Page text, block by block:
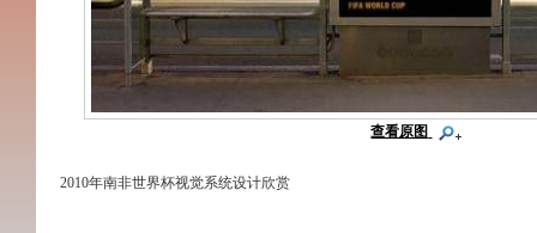
查看原图
2010年南非世界杯视觉系统设计欣赏